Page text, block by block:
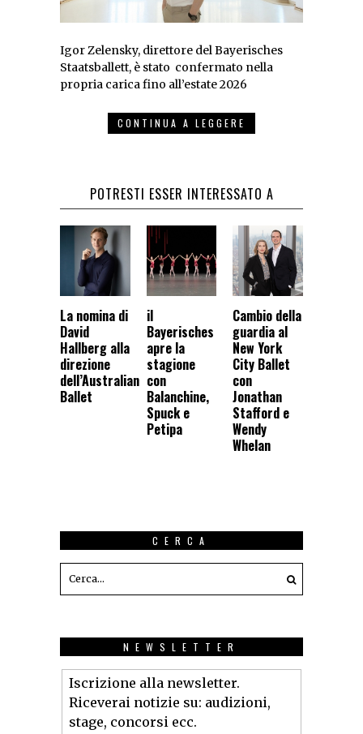
Igor Zelensky, direttore del Bayerisches
Staatsballett, è stato confermato nella
propria carica fino all’estate 2026
CONTINUA A LEGGERE
POTRESTI ESSER INTERESSATO A
La nomina di
David
Hallberg alla
direzione
dell’Australian
Ballet
il
Bayerisches
apre la
stagione
con
Balanchine,
Spuck e
Petipa
Cambio della
guardia al
New York
City Ballet
con
Jonathan
Stafford e
Wendy
Whelan
CERCA
NEWSLETTER
Iscrizione alla newsletter.
Riceverai notizie su: audizioni,
stage, concorsi ecc.